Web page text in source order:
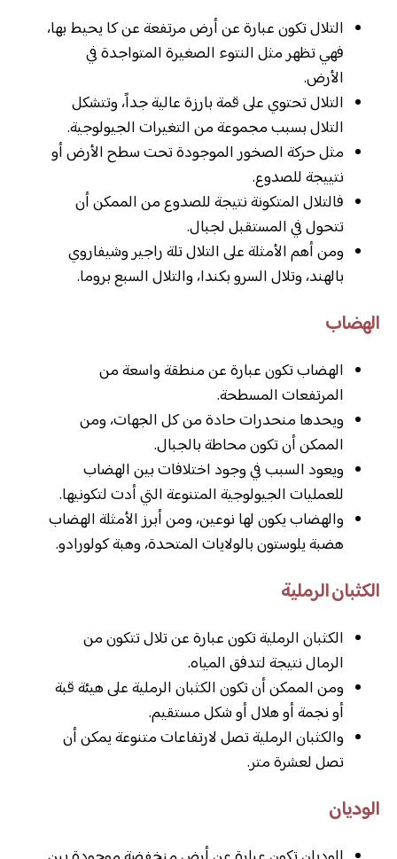
التلال تكون عبارة عن أرض مرتفعة عن كا يحيط بها،
فهي تظهر مثل النتوء الصغيرة المتواجدة في
الأرض.
التلال تحتوي على قمة بارزة عالية جداً، وتتشكل
التلال بسبب مجموعة من التغيرات الجيولوجية.
مثل حركة الصخور الموجودة تحت سطح الأرض أو
نتييجة للصدوع.
فالتلال المتكونة نتيجة للصدوع من الممكن أن
تتحول في المستقبل لجبال.
ومن أهم الأمثلة على التلال تلة راجير وشيفاروي
بالهند، وتلال السرو بكندا، والتلال السبع بروما.
الهضاب
الهضاب تكون عبارة عن منطقة واسعة من
المرتفعات المسطحة.
ويحدها منحدرات حادة من كل الجهات، ومن
الممكن أن تكون محاطة بالجبال.
ويعود السبب في وجود اختلافات بين الهضاب
للعمليات الجيولوجية المتنوعة التي أدت لتكونيها.
والهضاب يكون لها نوعين، ومن أبرز الأمثلة الهضاب
هضبة يلوستون بالولايات المتحدة، وهبة كولورادو.
الكثبان الرملية
الكثبان الرملية تكون عبارة عن تلال تتكون من
الرمال نتيجة لتدفق المياه.
ومن الممكن أن تكون الكثبان الرملية على هيئة قبة
أو نجمة أو هلال أو شكل مستقيم.
والكثبان الرملية تصل لارتفاعات متنوعة يمكن أن
تصل لعشرة متر.
الوديان